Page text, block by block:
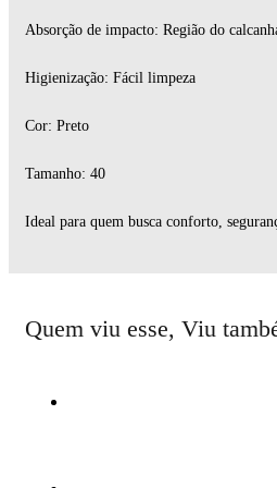
Absorção de impacto: Região do
Higienização: Fácil limpeza
Cor: Preto
Tamanho: 40
Ideal para quem busca conforto,
Quem viu esse, Viu